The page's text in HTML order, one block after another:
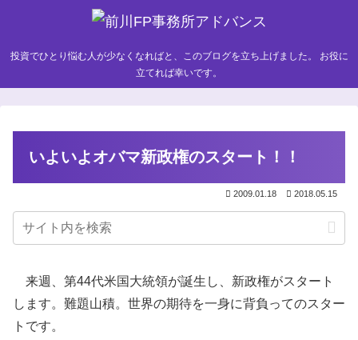
投資でひとり悩む人が少なくなればと、このブログを立ち上げました。 お役に
立てれば幸いです。
いよいよオバマ新政権のスタート！！
2009.01.18 2018.05.15
来週、第44代米国大統領が誕生し、新政権がスタート
します。難題山積。世界の期待を一身に背負ってのスター
トです。